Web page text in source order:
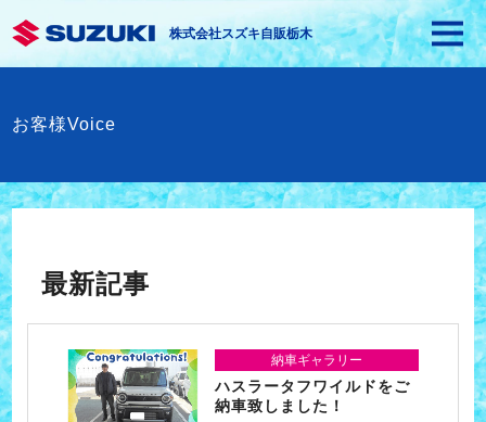
株式会社スズキ自販栃木
お客様Voice
最新記事
納車ギャラリー
ハスラータフワイルドをご
納車致しました！